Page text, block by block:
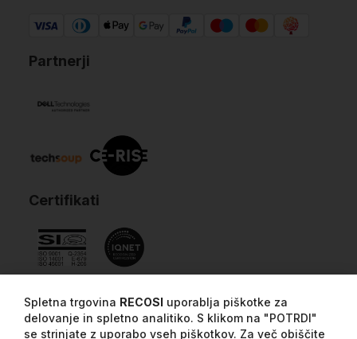
Partnerji
Certifikati
Spletna trgovina RECOSI uporablja piškotke za
delovanje in spletno analitiko. S klikom na "POTRDI"
se strinjate z uporabo vseh piškotkov. Za več obiščite